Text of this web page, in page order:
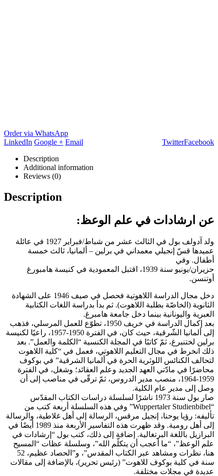
Order via WhatsApp
Facebook
Twitter
LinkedIn Google + Email
Description
Additional information
Reviews (0)
Description
عن ارشادات في علم الوعظ:
ولد آدولف بول في الثالث عشر من شباط/فبراير 1927 في عائلة
عميدها قسّ إنجيلي معمداني في برلين – ألمانيا، ثالث خمسة
أطفال. وفي
حزيران/يونيو سنة 1939، اقتبل المعمودية في كنيسة هامبورغ
أوتنسن.
دخل مجال الدراسة اللاهوتية فحصل في صيف 1946 على الشهادة
الثانوية (الخاصّة بطلبة اللاهوت). ثم بدأ بدراسة اللغات الكتابية
العبرية واليونانية بينما دخل جامعة هامبرغ.
بعد إكمال الدراسة في خريف 1950، تطوّع للعمل المرسلي، فذهب
إلى ألمانيا الشّرقية، حيث كان، في الفترة 1950-1957، راعيًا لكنيسة
برلين لختنبرغ، ثمّ كاتبًا في المجلة الكنسية “الكلمة والعمل”. بعد
ذلك انخرط في مجال التعليم اللاهوتي، فعمل في “كلية اللاهوت
لتحالف الكنائس اللوثرية الحرة في ألمانيا الشرقية” في بوكوف
محاضرًا في مادّتي العهد الجديد وعلم العقائد؛ وشغل، في الفترة
1959-1964، منصب مدير الدروس، ثمّ ترقّى في مناصب إلى أن
وصل إلى مدير عام الكلية.
صار بول سنة 1973 ناشرًا لسلسلة دراسات الكتاب المقدّس
“Wuppertaler Studienbibel” وفي هذه السلسلة أربعة كتب من
تأليفه: رؤيا يوحنا، إنجيل مرقس، الرسالة إلى أهل غلاطية، والرسالة
إلى أهل رومية. وقد ظهرت هذه التفاسير الأربعة منذ 1989 أيضًا في
البرازيل باللغة البرتغالية. إضافة إلى ذلك، كتب بول “إرشادات في
علم الوعظ”، “ما أعجب أن يتكلّم الله”، وسلسلة عظات “المسيح
هنا، نظرات ومشاهد عبر الكتاب المقدس”، و”الحصاد عظيم، 52
سنة في كلية بوكوف للاهوت” (رئيس تحرير)، بالإضافة إلى مقالات
عديدة في مجلات مختلفة.